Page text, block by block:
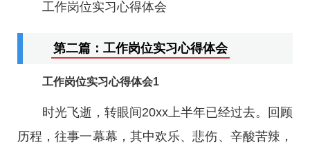
工作岗位实习心得体会
第二篇：工作岗位实习心得体会
工作岗位实习心得体会1
时光飞逝，转眼间20xx上半年已经过去。回顾
历程，往事一幕幕，其中欢乐、悲伤、辛酸苦辣，